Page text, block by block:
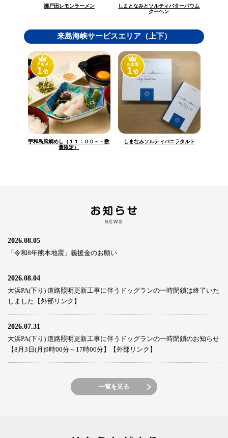
瀬戸田レモンラーメン しまとなみとソルティバターバウム
クーヘン
来島海峡サービスエリア（上下）
宇和島風鯛めし（１１：００～・数
量限定）
しまなみソルティバニラタルト
2026.08.05
「令和8年熊本地震」義援金のお願い
2026.08.04
大浜PA(下り) 道路照明更新工事に伴うドッグランの一時閉鎖は終了いた
しました【外部リンク】
2026.07.31
大浜PA(下り) 道路照明更新工事に伴うドッグランの一時閉鎖のお知らせ
【8月3日(月)9時00分～17時00分】【外部リンク】
一覧を見る